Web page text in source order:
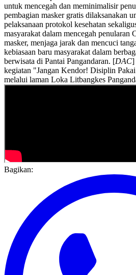
untuk mencegah dan meminimalisir
pembagian masker gratis dilaksanakan
pelaksanaan protokol kesehatan
masyarakat dalam mencegah penularan
masker, menjaga jarak dan mencuci
kebiasaan baru masyarakat dalam
berwisata di Pantai Pangandaran. [DAC]
kegiatan "Jangan Kendor! Disiplin
melalui laman Loka Litbangkes
Bagikan: